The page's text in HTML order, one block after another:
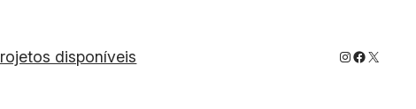
disponíveis Instagram
X